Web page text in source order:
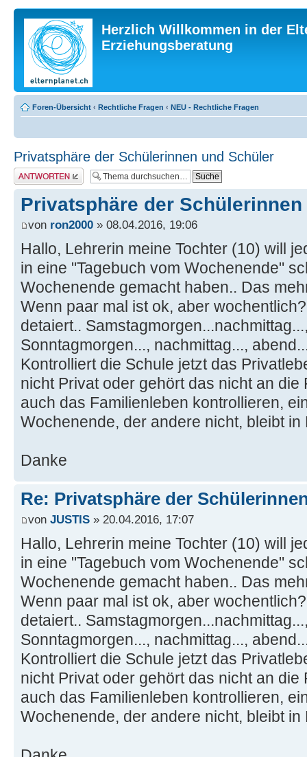
Herzlich Willkommen in der
Erziehungsberatung
Foren-Übersicht ‹ Rechtliche Fragen ‹ NEU - Rechtliche Fragen
Privatsphäre der Schülerinnen und Schüler
Antwort erstellen
Privatsphäre der
von ron2000 » 08.04.2016, 19:06
Hallo, Lehrerin meine Tochter (10) will
in eine "Tagebuch vom Wochenende"
Wochenende gemacht haben.. Das
Wenn paar mal ist ok, aber
detaiert..
Sonntagmorgen..., nachmittag...,
Kontrolliert die Schule jetzt das
nicht Privat oder gehört das nicht an
auch das Familienleben kontrollieren,
Wochenende, der andere nicht, bleibt
Danke
Re: Privatsphäre der
von JUSTIS » 20.04.2016, 17:07
Hallo, Lehrerin meine Tochter (10) will
in eine "Tagebuch vom Wochenende"
Wochenende gemacht haben.. Das
Wenn paar mal ist ok, aber
detaiert..
Sonntagmorgen..., nachmittag...,
Kontrolliert die Schule jetzt das
nicht Privat oder gehört das nicht an
auch das Familienleben kontrollieren,
Wochenende, der andere nicht, bleibt